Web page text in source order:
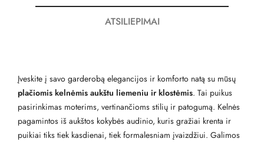
ATSILIEPIMAI
Įveskite į savo garderobą elegancijos ir komforto natą su mūsų
plačiomis kelnėmis aukštu liemeniu ir klostėmis. Tai puikus
pasirinkimas moterims, vertinančioms stilių ir patogumą. Kelnės
pagamintos iš aukštos kokybės audinio, kuris gražiai krenta ir
puikiai tiks tiek kasdienai, tiek formalesniam įvaizdžiui. Galimos